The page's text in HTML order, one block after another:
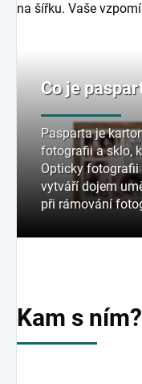
na šířku. Vaše
Co je
Pasparta je
fotografii a sklo,
Opticky fotografii
vytváří dojem
při rámování
Kam s ním?